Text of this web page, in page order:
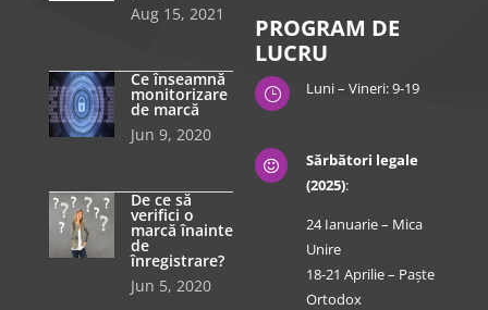
Aug 15, 2021
Ce înseamnă
monitorizare
de marcă
Jun 9, 2020
De ce să
verifici o
marcă înainte
de
înregistrare?
Jun 5, 2020
PROGRAM DE
LUCRU
} Luni – Vineri: 9-19

Sărbători legale
(2025):
24 Ianuarie – Mica
Unire
18-21 Aprilie – Paște
Ortodox